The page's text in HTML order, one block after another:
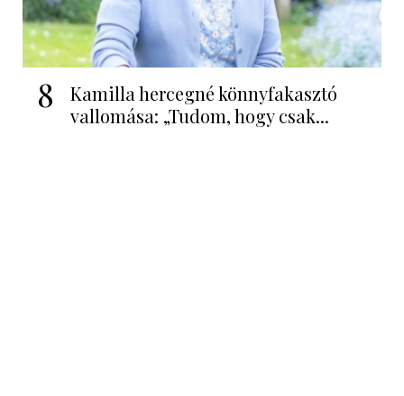
8
Kamilla hercegné könnyfakasztó
vallomása: „Tudom, hogy csak...